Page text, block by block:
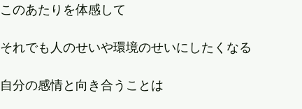
このあたりを体感して
それでも人のせいや環境のせいにしたくなる
自分の感情と向き合うことは